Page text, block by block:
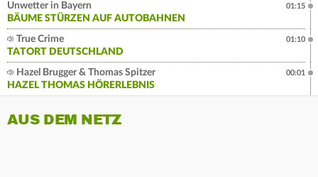
Unwetter in Bayern
BÄUME STÜRZEN AUF AUTOBAHNEN
01:15
True Crime
TATORT DEUTSCHLAND
01:10
Hazel Brugger & Thomas Spitzer
HAZEL THOMAS HÖRERLEBNIS
00:01
AUS DEM NETZ